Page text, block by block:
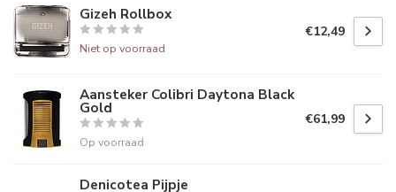
Gizeh Rollbox
Niet op voorraad
€12,49
Aansteker Colibri Daytona Black
Gold
Op voorraad
€61,99
Denicotea Pijpje